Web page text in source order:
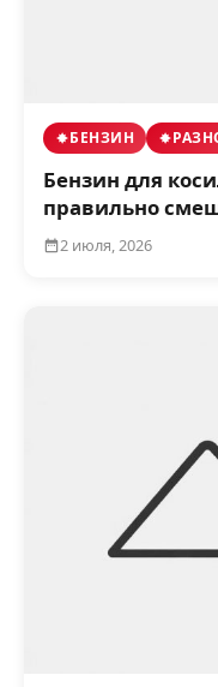
БЕНЗИН
Бензин для
правильно
2 июля, 2026